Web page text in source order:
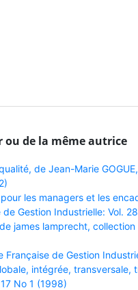
ou de la même autrice
de Jean-Marie
les managers et les
Gestion Industrielle: Vol.
james lamprecht,
Française de Gestion
intégrée, transversale,
No 1 (1998)